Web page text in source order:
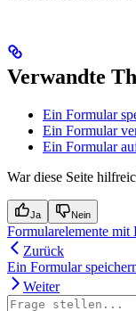
Verwandte
Ein Formular
Ein Formular
Ein Formular
War diese Seite
Ja Nein
Formularelemente mit
Zurück
Ein Formular
Weiter